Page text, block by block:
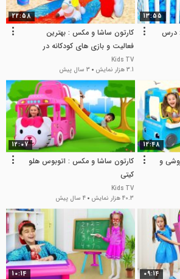
13:55
درس
22:58
کارتون ساشا و مکس : بهترین
فعالیت و بازی های کودکانه در
تابستان
Kids TV
3.1 هزار نمایش
3 سال پیش
12:48
و
12:07
کارتون ساشا و مکس : اتوبوس هلو
کیتی
Kids TV
40.3 هزار نمایش
4 سال پیش
09:14
10:14